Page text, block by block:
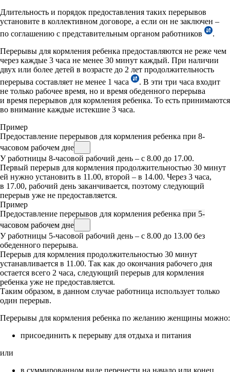
Длительность и порядок предоставления таких перерывов
установите в коллективном договоре, а если он не заключен –
по соглашению с представительным органом работников
.
Перерывы для кормления ребенка предоставляются не реже чем
через каждые 3 часа не менее 30 минут каждый. При наличии
двух или более детей в возрасте до 2 лет продолжительность
перерыва составляет не менее 1 часа
. В эти три часа входит
не только рабочее время, но и время обеденного перерыва
и время перерывов для кормления ребенка. То есть принимаются
во внимание каждые истекшие 3 часа.
Пример
Предоставление перерывов для кормления ребенка при 8-
часовом рабочем дне
У работницы 8-часовой рабочий день – с 8.00 до 17.00.
Первый перерыв для кормления продолжительностью 30 минут
ей нужно установить в 11.00, второй – в 14.00. Через 3 часа,
в 17.00, рабочий день заканчивается, поэтому следующий
перерыв уже не предоставляется.
Пример
Предоставление перерывов для кормления ребенка при 5-
часовом рабочем дне
У работницы 5-часовой рабочий день – с 8.00 до 13.00 без
обеденного перерыва.
Перерыв для кормления продолжительностью 30 минут
устанавливается в 11.00. Так как до окончания рабочего дня
остается всего 2 часа, следующий перерыв для кормления
ребенка уже не предоставляется.
Таким образом, в данном случае работница использует только
один перерыв.
Перерывы для кормления ребенка по желанию женщины можно:
присоединить к перерыву для отдыха и питания
или